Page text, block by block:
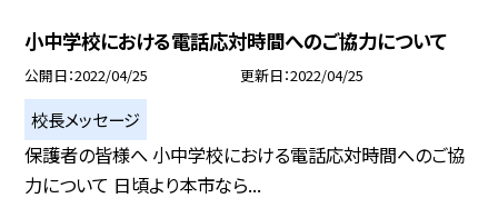
小中学校における電話応対時間へのご協力について
公開日 2022/04/25 更新日 2022/04/25
校長メッセージ
保護者の皆様へ 小中学校における電話応対時間へのご協
力について 日頃より本市なら...